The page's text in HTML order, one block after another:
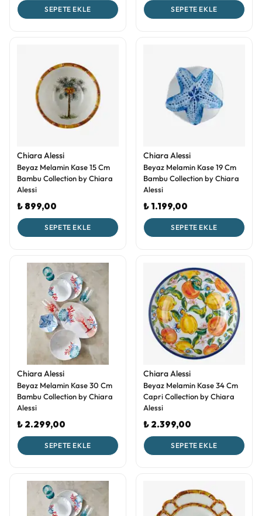
SEPETE EKLE SEPETE EKLE
Chiara Alessi
Beyaz Melamin Kase 15 Cm
Bambu Collection by Chiara
Alessi
₺ 899,00
SEPETE EKLE
Chiara Alessi
Beyaz Melamin Kase 19 Cm
Bambu Collection by Chiara
Alessi
₺ 1.199,00
SEPETE EKLE
Chiara Alessi
Beyaz Melamin Kase 30 Cm
Bambu Collection by Chiara
Alessi
₺ 2.299,00
SEPETE EKLE
Chiara Alessi
Beyaz Melamin Kase 34 Cm
Capri Collection by Chiara
Alessi
₺ 2.399,00
SEPETE EKLE